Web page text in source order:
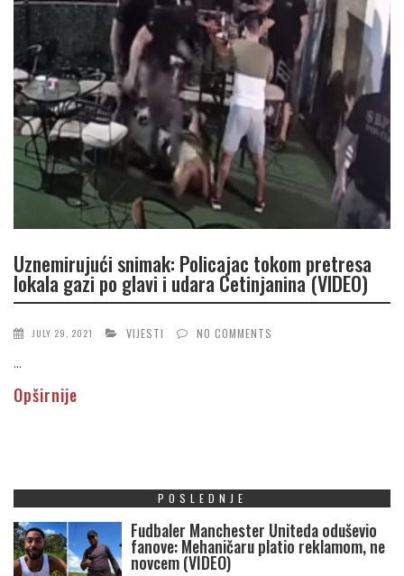
Uznemirujući snimak: Policajac tokom pretresa
lokala gazi po glavi i udara Cetinjanina (VIDEO)
JULY 29, 2021 VIJESTI NO COMMENTS
...
Opširnije
POSLEDNJE
Fudbaler Manchester Uniteda oduševio
fanove: Mehaničaru platio reklamom, ne
novcem (VIDEO)